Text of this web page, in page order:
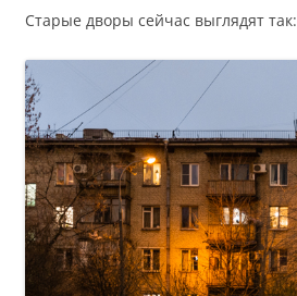
Старые дворы сейчас выглядят так: